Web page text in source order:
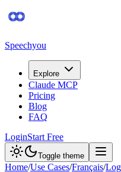
Speechyou
Explore
Claude MCP
Pricing
Blog
FAQ
LoginStart Free
Toggle theme
Home/Use Cases/Français/